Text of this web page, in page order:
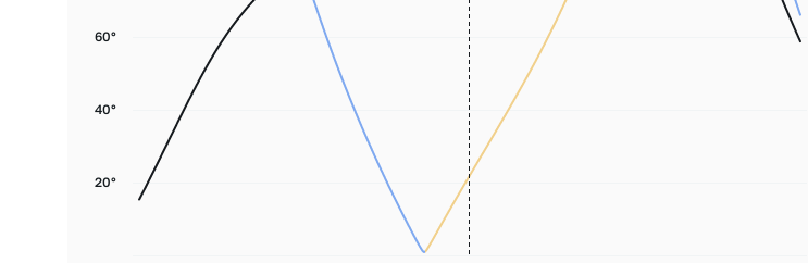
20°
40°
60°